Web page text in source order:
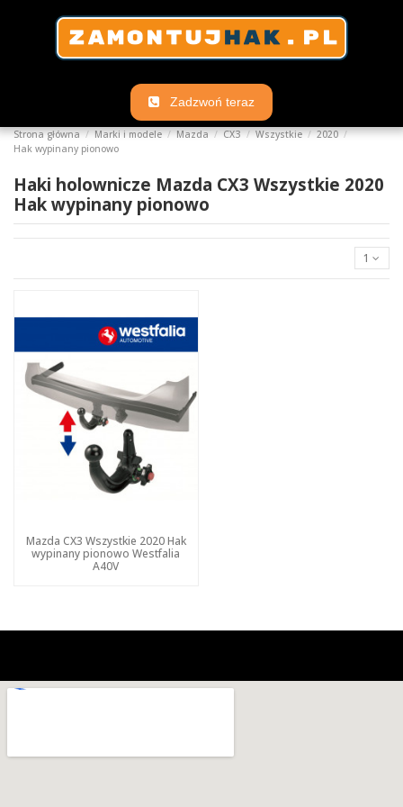
Zadzwoń teraz
Strona główna Marki i modele Mazda CX3 Wszystkie
2020
Hak wypinany pionowo
Haki holownicze Mazda CX3 Wszystkie 2020
Hak wypinany pionowo
1
Mazda CX3 Wszystkie 2020 Hak
wypinany pionowo Westfalia
A40V